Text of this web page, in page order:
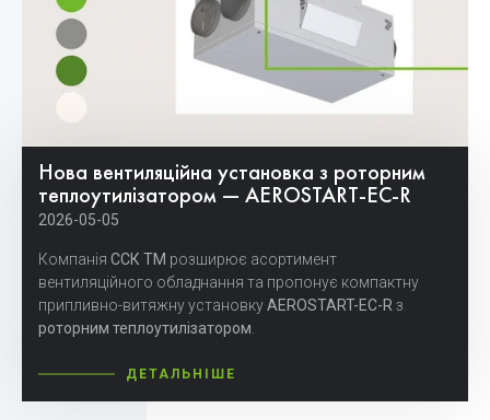
Нова вентиляційна установка з роторним
теплоутилізатором — AEROSTART-EC-R
2026-05-05
Компанія ССК ТМ розширює асортимент
вентиляційного обладнання та пропонує компактну
припливно-витяжну установкуAEROSTART-EC-Rз
роторним теплоутилізатором.
ДЕТАЛЬНІШЕ